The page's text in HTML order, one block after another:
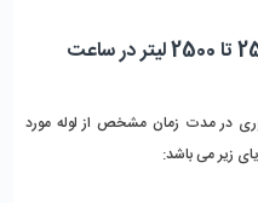
در مدت زمان مشخص از لوله مورد
زیر می باشد: